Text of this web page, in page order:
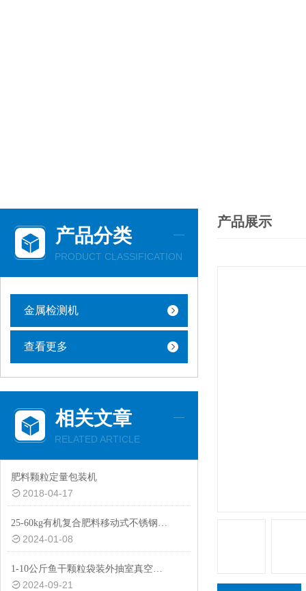
产品分类
PRODUCT CLASSIFICATION
金属检测机
查看更多
相关文章
RELATED ARTICLE
肥料颗粒定量包装机
2018-04-17
25-60kg有机复合肥料移动式不锈钢自动称重包装机厂家
2024-01-08
1-10公斤鱼干颗粒袋装外抽室真空包装机价格
2024-09-21
产品展示